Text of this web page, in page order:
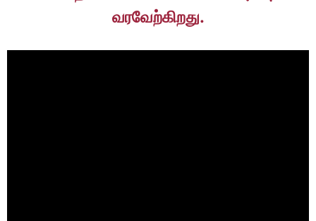
வரவேற்கிறது.